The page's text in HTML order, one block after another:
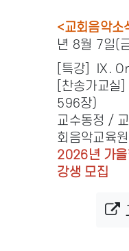
<교회음악
년 8월 7일(
[특강] IX.
[찬송가교실
596장)
교수동정 /
회음악교육
2026년 가을
강생 모집